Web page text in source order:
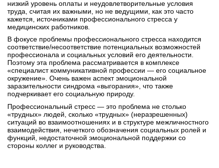
низкий уровень оплаты и неудовлетворительные условия
труда, считая их важными, но не ведущими, как это часто
кажется, источниками профессионального стресса у
медицинских работников.
В фокусе проблемы профессионального стресса находится
соответствие/несоответствие потенциальных возможностей
профессионала и социальных условий его деятельности.
Поэтому эта проблема рассматривается в комплексе
«специалист коммуникативной профессии — его социальное
окружение». Очень важен аспект эмоциональной
заразительности синдрома «выгорания», что также
подчеркивает его социальную природу.
Профессиональный стресс — это проблема не столько
«трудных» людей, сколько «трудных» (неразрешенных)
ситуаций во взаимоотношениях и в структуре межличностного
взаимодействия, нечеткого обозначения социальных ролей и
функций, недостаточной эмоциональной поддержки со
стороны коллег и руководства.